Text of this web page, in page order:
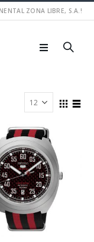
ZONA LIBRE, S.A.!